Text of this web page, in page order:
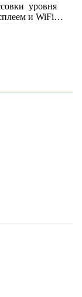
уровня
и WiFi…
Samba в
в дизайне